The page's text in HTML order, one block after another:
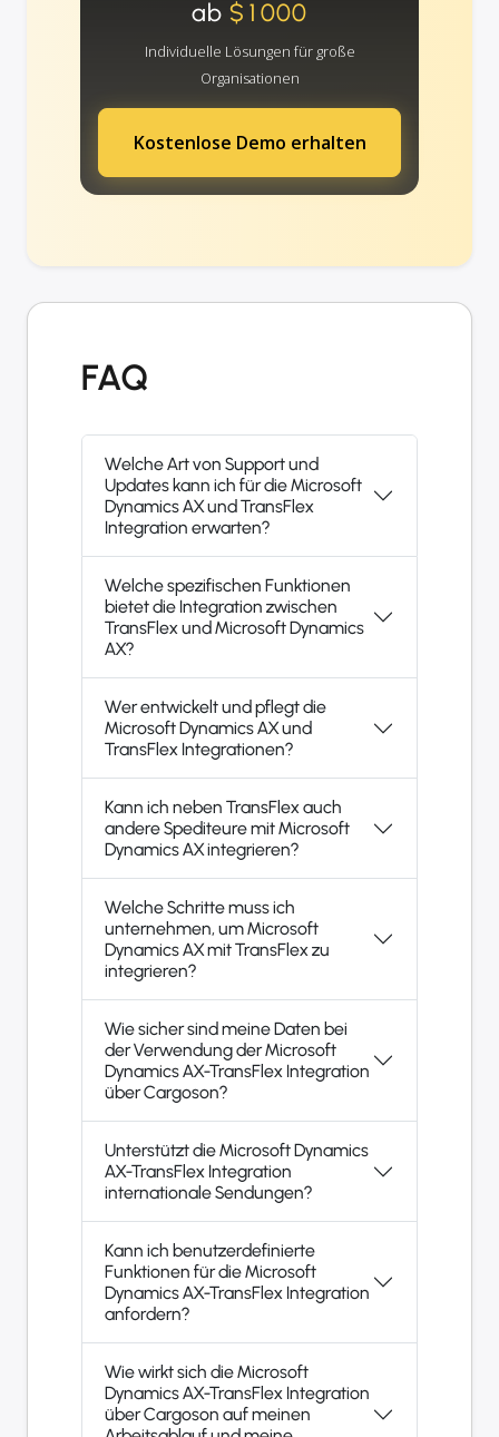
ab$1000
Individuelle Lösungen für große
Organisationen
Kostenlose Demo erhalten
FAQ
Welche Art von Support und
Updates kann ich für die Microsoft
Dynamics AX und TransFlex
Integration erwarten?
Welche spezifischen Funktionen
bietet die Integration zwischen
TransFlex und Microsoft Dynamics
AX?
Wer entwickelt und pflegt die
Microsoft Dynamics AX und
TransFlex Integrationen?
Kann ich neben TransFlex auch
andere Spediteure mit Microsoft
Dynamics AX integrieren?
Welche Schritte muss ich
unternehmen, um Microsoft
Dynamics AX mit TransFlex zu
integrieren?
Wie sicher sind meine Daten bei
der Verwendung der Microsoft
Dynamics AX-TransFlex Integration
über Cargoson?
Unterstützt die Microsoft Dynamics
AX-TransFlex Integration
internationale Sendungen?
Kann ich benutzerdefinierte
Funktionen für die Microsoft
Dynamics AX-TransFlex Integration
anfordern?
Wie wirkt sich die Microsoft
Dynamics AX-TransFlex Integration
über Cargoson auf meinen